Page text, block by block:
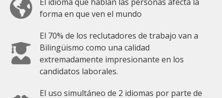
forma en que ven el mundo
El 70% de los reclutadores de trabajo van a
Bilingüismo como una calidad
extremadamente impresionante en los
candidatos laborales.
El uso simultáneo de 2 idiomas por parte de